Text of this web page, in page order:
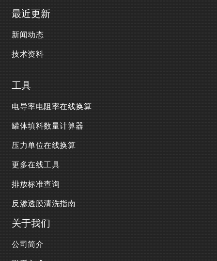
最近更新
新闻动态
技术资料
工具
电导率电阻率在线换算
罐体填料数量计算器
压力单位在线换算
更多在线工具
排放标准查询
反渗透膜清洗指南
关于我们
公司简介